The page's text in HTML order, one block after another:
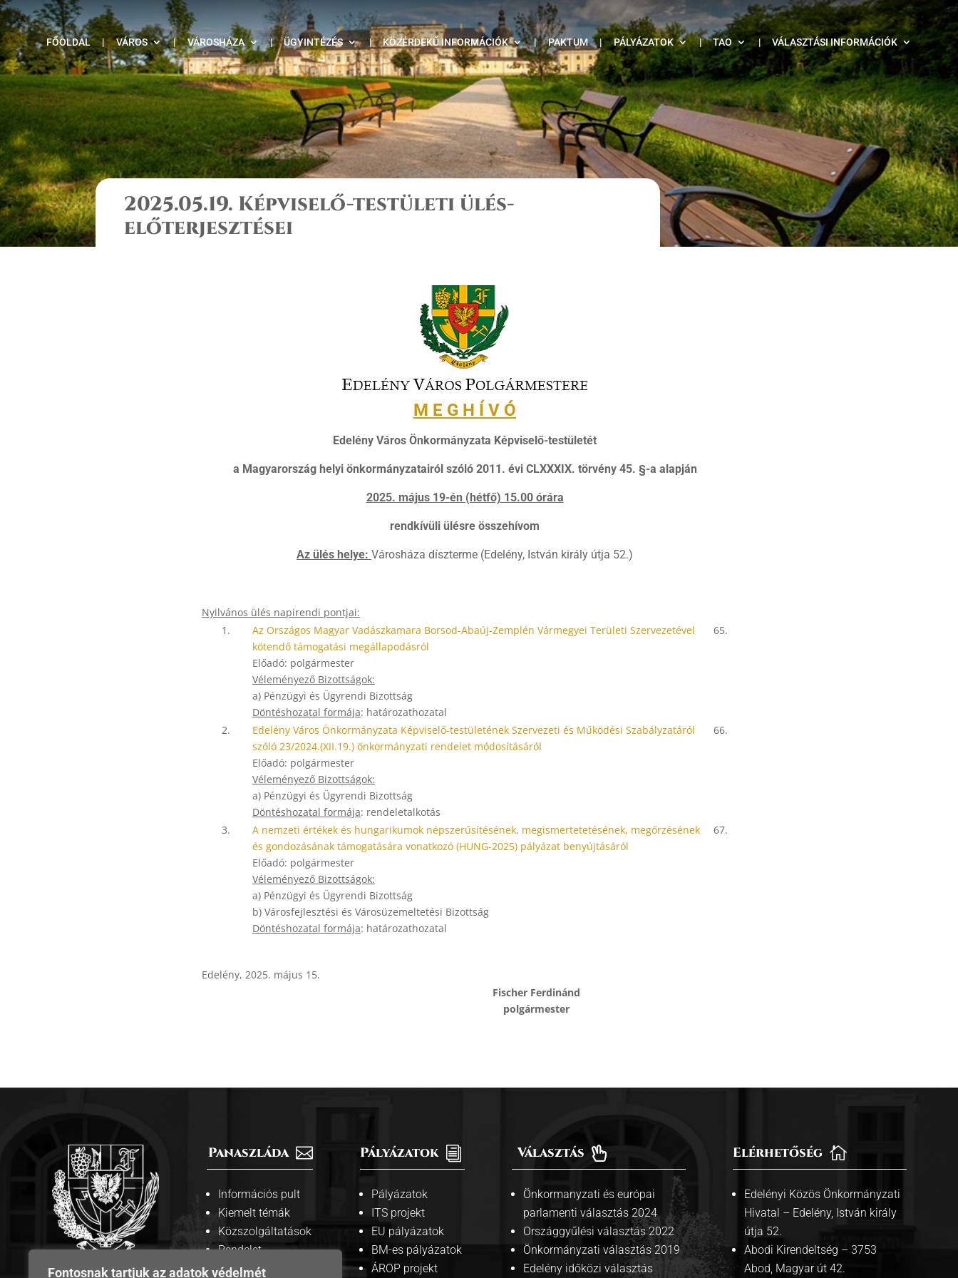
Fontosnak tartjuk az adatok védelmét
FŐOLDAL | VÁROS | VÁROSHÁZA | ÜGYINTÉZÉS | KÖZÉRDEKŰ INFORMÁCIÓK | PAKTUM | PÁLYÁZATOK | TAO | VÁLASZTÁSI INFORMÁCIÓK
2025.05.19. Képviselő-testületi ülés-
előterjesztései
M E G H Í V Ó
Edelény Város Önkormányzata Képviselő-testületét
a Magyarország helyi önkormányzatairól szóló 2011. évi CLXXXIX. törvény 45. §-a alapján
2025. május 19-én (hétfő) 15.00 órára
rendkívüli ülésre összehívom
Az ülés helye: Városháza díszterme (Edelény, István király útja 52.)
Nyilvános ülés napirendi pontjai:
1.
Az Országos Magyar Vadászkamara Borsod-Abaúj-Zemplén Vármegyei Területi Szervezetével
kötendő támogatási megállapodásról
Előadó: polgármester
Véleményező Bizottságok:
a) Pénzügyi és Ügyrendi Bizottság
Döntéshozatal formája: határozathozatal
65.
2.
Edelény Város Önkormányzata Képviselő-testületének Szervezeti és Működési Szabályzatáról
szóló 23/2024.(XII.19.) önkormányzati rendelet módosításáról
Előadó: polgármester
Véleményező Bizottságok:
a) Pénzügyi és Ügyrendi Bizottság
Döntéshozatal formája: rendeletalkotás
66.
3.
A nemzeti értékek és hungarikumok népszerűsítésének, megismertetetésének, megőrzésének
és gondozásának támogatására vonatkozó (HUNG-2025) pályázat benyújtásáról
Előadó: polgármester
Véleményező Bizottságok:
a) Pénzügyi és Ügyrendi Bizottság
b) Városfejlesztési és Városüzemeltetési Bizottság
Döntéshozatal formája: határozathozatal
67.
Edelény, 2025. május 15.
Fischer Ferdinánd
polgármester

Panaszláda
Információs pult
Kiemelt témák
Közszolgáltatások
Rendelet
tervezetek
i
Pályázatok
Pályázatok
ITS projekt
EU pályázatok
BM-es pályázatok
ÁROP projekt

Választás
Önkormanyzati és európai
parlamenti választás 2024
Országgyűlési választás 2022
Önkormányzati választás 2019
Edelény időközi választás

Elérhetőség
Edelényi Közös Önkormányzati
Hivatal – Edelény, István király
útja 52.
Abodi Kirendeltség – 3753
Abod, Magyar út 42.